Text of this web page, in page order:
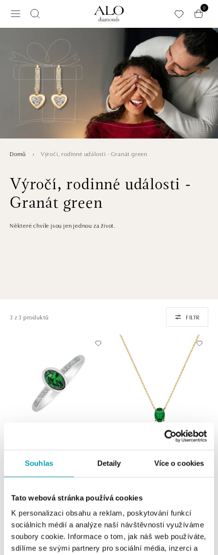
Souhlas Detaily Více o cookies
Tato webová stránka používá cookies
K personalizaci obsahu a reklam, poskytování funkcí
sociálních médií a analýze naší návštěvnosti využíváme
soubory cookie. Informace o tom, jak náš web používáte,
sdílíme se svými partnery pro sociální média, inzerci a
0
Domů Výročí, rodinné události - Granát green
Výročí, rodinné události -
Granát green
Některé chvíle jsou jen jednou za život.
3 z 3 produktů FILTR
Elliptical perfection
Abyss